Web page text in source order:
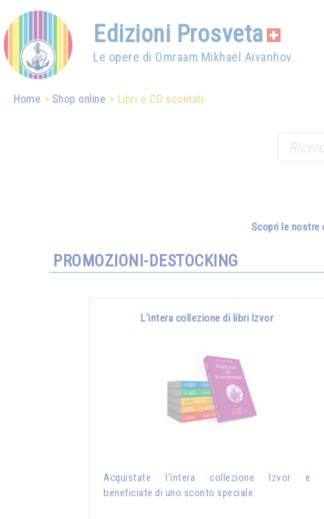
Edizioni Prosveta
Le opere di Omraam Mikhaël Aïvanhov
Home Shop online Libri e CD scontati
Scopri le nostre
PROMOZIONI-DESTOCKING
L'intera collezione di libri Izvor
Acquistate l'intera collezione Izvor e
beneficiate di uno sconto speciale.